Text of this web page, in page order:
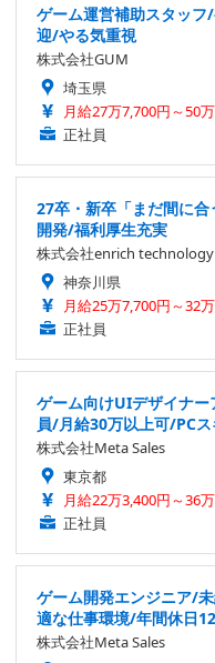
ゲーム運営補助スタッ
迎/やる気重視
株式会社GUM
埼玉県
月給27万7,700円～50
正社員
27卒・新卒「まだ間に
開発/福利厚生充実
株式会社enrich technology
神奈川県
月給25万7,700円～32
正社員
ゲーム向けUIデザイナ
員/月給30万以上可/PC
株式会社Meta Sales
東京都
月給22万3,400円～36
正社員
ゲーム開発エンジニア/
適な仕事環境/年間休日
株式会社Meta Sales